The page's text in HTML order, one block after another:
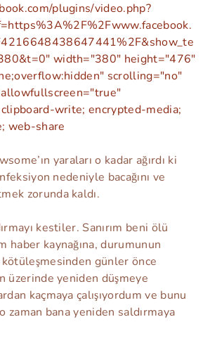
plugins/video.php?
width="380" height="476"
scrolling="no"
write; encrypted-media;
web-share
yaraları o kadar ağırdı ki
nedeniyle bacağını ve
zorunda kaldı.
kestiler. Sanırım beni ölü
haber kaynağına, durumunun
günler önce
üzerinde yeniden düşmeye
kaçmaya çalışıyordum ve bunu
bana yeniden saldırmaya